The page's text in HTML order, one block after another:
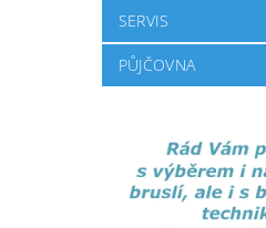
SERVIS
PŮJČOVNA